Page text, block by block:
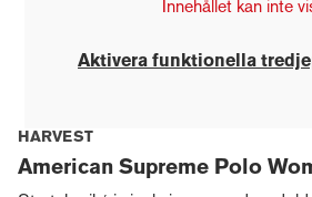
Innehållet kan inte
Aktivera funktionella
HARVEST
American Supreme Polo